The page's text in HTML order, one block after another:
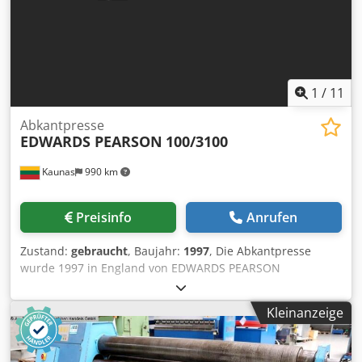
1 / 11
Kaunas 990 km
Abkantpresse
EDWARDS PEARSON 100/3100
Preisinfo Anrufen
Zustand: gebraucht, Baujahr: 1997, Die Abkantpresse
wurde 1997 in England von EDWARDS PEARSON
hergestellt. Die Abkantpresse ist in gutem Zustand, wird
mit Werkzeug verkauft. Immer pünktlich gewartet und
gepflegt. Die Werkzeugmaschinen sind angeschlossen und
können getestet und inspiziert werden. Spezifikation:
Modell: EDWARDS PEARSON 100/3100 PR6 Baujahr: 1997
Kleinanzeige